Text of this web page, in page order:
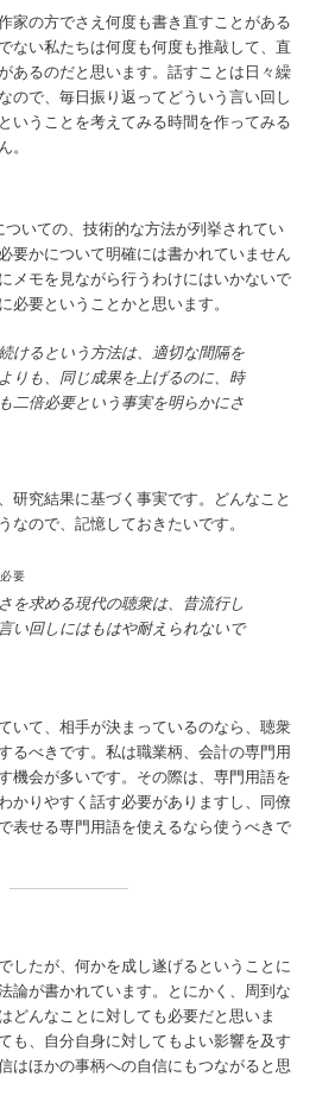
家の方でさえ何度も書き直すことがある
ない私たちは何度も何度も推敲して、直
あるのだと思います。話すことは日々繰
ので、毎日振り返ってどういう言い回し
いうことを考えてみる時間を作ってみる
いての、技術的な方法が列挙されてい
要かについて明確には書かれていません
メモを見ながら行うわけにはいかないで
必要ということかと思います。
けるという方法は、適切な間隔を
りも、同じ成果を上げるのに、時
二倍必要という事実を明らかにさ
研究結果に基づく事実です。どんなこと
なので、記憶しておきたいです。
要
を求める現代の聴衆は、昔流行し
い回しにはもはや耐えられないで
いて、相手が決まっているのなら、聴衆
るべきです。私は職業柄、会計の専門用
機会が多いです。その際は、専門用語を
かりやすく話す必要がありますし、同僚
表せる専門用語を使えるなら使うべきで
したが、何かを成し遂げるということに
論が書かれています。とにかく、周到な
どんなことに対しても必要だと思いま
も、自分自身に対してもよい影響を及す
はほかの事柄への自信にもつながると思